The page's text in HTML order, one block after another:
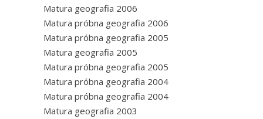
Matura geografia 2006
Matura próbna geografia 2006
Matura próbna geografia 2005
Matura geografia 2005
Matura próbna geografia 2005
Matura próbna geografia 2004
Matura próbna geografia 2004
Matura geografia 2003